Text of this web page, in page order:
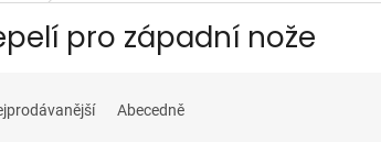
pro západní nože
Abecedně